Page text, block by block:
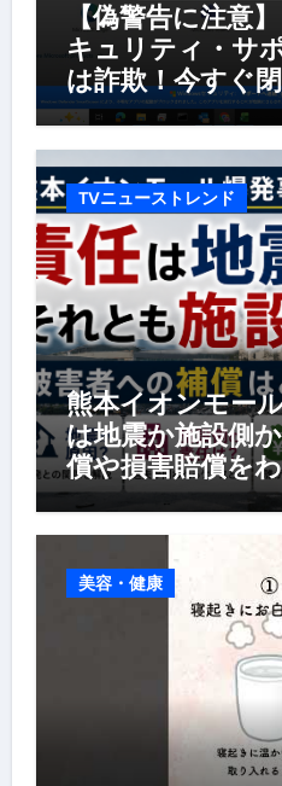
【偽警告に注意
キュリティ・サ
は詐欺！今すぐ
TVニューストレンド
熊本イオンモー
は地震か施設側
償や損害賠償を
美容・健康